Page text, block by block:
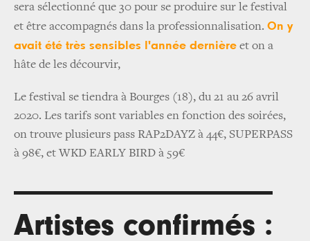
sera sélectionné que 30 pour se produire sur le festival
et être accompagnés dans la professionnalisation. On y
avait été très sensibles l'année dernière et on a
hâte de les décourvir,
Le festival se tiendra à Bourges (18), du 21 au 26 avril
2020. Les tarifs sont variables en fonction des soirées,
on trouve plusieurs pass RAP2DAYZ à 44€, SUPERPASS
à 98€, et WKD EARLY BIRD à 59€
Artistes confirmés :